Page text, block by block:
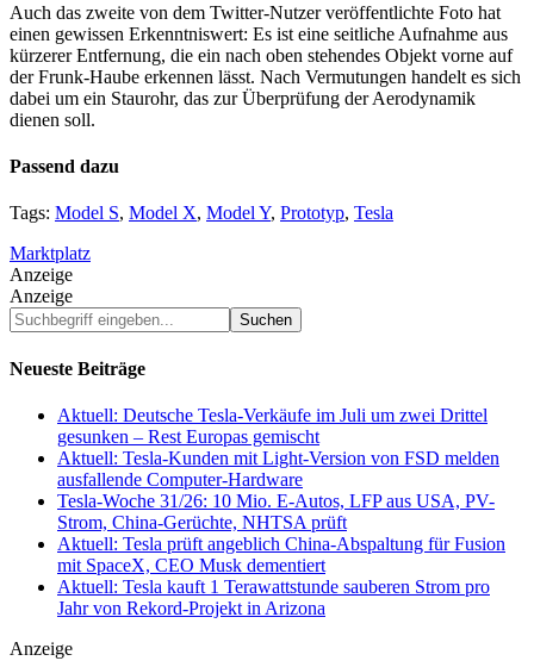
Auch das zweite von dem Twitter-Nutzer veröffentlichte Foto hat
einen gewissen Erkenntniswert: Es ist eine seitliche Aufnahme aus
kürzerer Entfernung, die ein nach oben stehendes Objekt vorne auf
der Frunk-Haube erkennen lässt. Nach Vermutungen handelt es sich
dabei um ein Staurohr, das zur Überprüfung der Aerodynamik
dienen soll.
Passend dazu
Tags: Model S, Model X, Model Y, Prototyp, Tesla
Marktplatz
Anzeige
Anzeige
Suchbegriff
eingeben...
Neueste Beiträge
Aktuell: Deutsche Tesla-Verkäufe im Juli um zwei Drittel
gesunken – Rest Europas gemischt
Aktuell: Tesla-Kunden mit Light-Version von FSD melden
ausfallende Computer-Hardware
Tesla-Woche 31/26: 10 Mio. E-Autos, LFP aus USA, PV-
Strom, China-Gerüchte, NHTSA prüft
Aktuell: Tesla prüft angeblich China-Abspaltung für Fusion
mit SpaceX, CEO Musk dementiert
Aktuell: Tesla kauft 1 Terawattstunde sauberen Strom pro
Jahr von Rekord-Projekt in Arizona
Anzeige